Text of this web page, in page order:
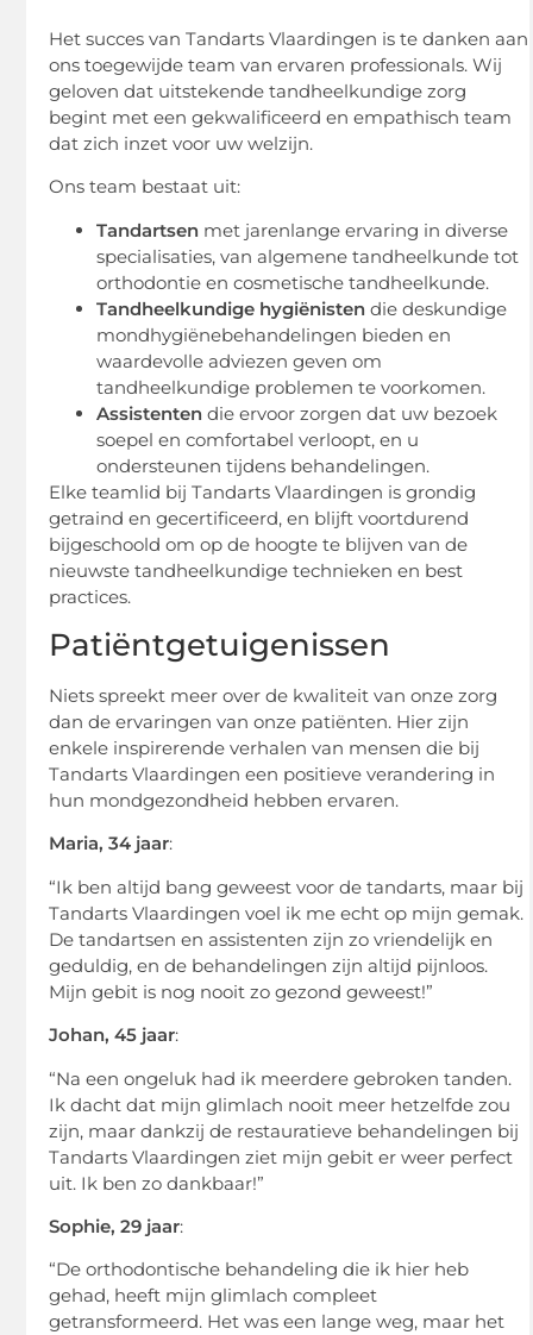
Het succes van Tandarts Vlaardingen is te danken aan
ons toegewijde team van ervaren professionals. Wij
geloven dat uitstekende tandheelkundige zorg
begint met een gekwalificeerd en empathisch team
dat zich inzet voor uw welzijn.
Ons team bestaat uit:
Tandartsen met jarenlange ervaring in diverse
specialisaties, van algemene tandheelkunde tot
orthodontie en cosmetische tandheelkunde.
Tandheelkundige hygiënisten die deskundige
mondhygiënebehandelingen bieden en
waardevolle adviezen geven om
tandheelkundige problemen te voorkomen.
Assistenten die ervoor zorgen dat uw bezoek
soepel en comfortabel verloopt, en u
ondersteunen tijdens behandelingen.
Elke teamlid bij Tandarts Vlaardingen is grondig
getraind en gecertificeerd, en blijft voortdurend
bijgeschoold om op de hoogte te blijven van de
nieuwste tandheelkundige technieken en best
practices.
Patiëntgetuigenissen
Niets spreekt meer over de kwaliteit van onze zorg
dan de ervaringen van onze patiënten. Hier zijn
enkele inspirerende verhalen van mensen die bij
Tandarts Vlaardingen een positieve verandering in
hun mondgezondheid hebben ervaren.
Maria, 34 jaar:
“Ik ben altijd bang geweest voor de tandarts, maar bij
Tandarts Vlaardingen voel ik me echt op mijn gemak.
De tandartsen en assistenten zijn zo vriendelijk en
geduldig, en de behandelingen zijn altijd pijnloos.
Mijn gebit is nog nooit zo gezond geweest!”
Johan, 45 jaar:
“Na een ongeluk had ik meerdere gebroken tanden.
Ik dacht dat mijn glimlach nooit meer hetzelfde zou
zijn, maar dankzij de restauratieve behandelingen bij
Tandarts Vlaardingen ziet mijn gebit er weer perfect
uit. Ik ben zo dankbaar!”
Sophie, 29 jaar:
“De orthodontische behandeling die ik hier heb
gehad, heeft mijn glimlach compleet
getransformeerd. Het was een lange weg, maar het